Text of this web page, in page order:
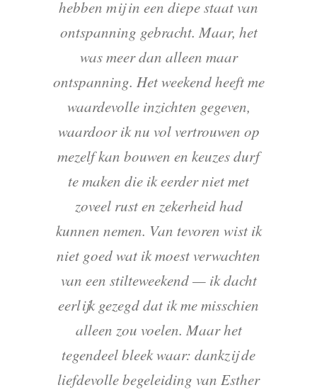
hebben mij in een diepe staat van
ontspanning gebracht. Maar, het
was meer dan alleen maar
ontspanning. Het weekend heeft me
waardevolle inzichten gegeven,
waardoor ik nu vol vertrouwen op
mezelf kan bouwen en keuzes durf
te maken die ik eerder niet met
zoveel rust en zekerheid had
kunnen nemen. Van tevoren wist ik
niet goed wat ik moest verwachten
van een stilteweekend — ik dacht
eerlijk gezegd dat ik me misschien
alleen zou voelen. Maar het
tegendeel bleek waar: dankzij de
liefdevolle begeleiding van Esther